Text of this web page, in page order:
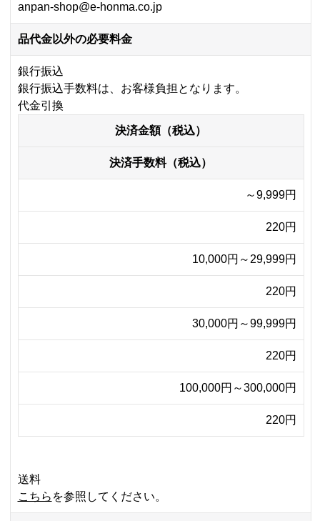
anpan-shop@e-honma.co.jp
品代金以外の必要料金
銀行振込
銀行振込手数料は、お客様負担となります。
代金引換
決済金額（税込）
決済手数料（税込）
～9,999円
220円
10,000円～29,999円
220円
30,000円～99,999円
220円
100,000円～300,000円
220円
送料
こちら を参照してください。